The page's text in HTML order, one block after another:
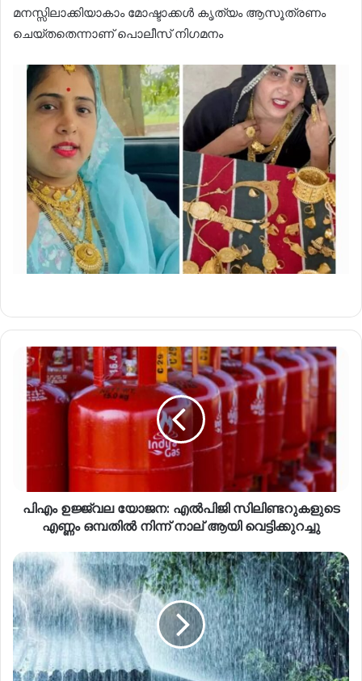
മനസ്സിലാക്കിയാകാം മോഷ്ടാക്കൾ കൃത്യം ആസൂത്രണം
ചെയ്തതെന്നാണ് പൊലീസ് നിഗമനം
പിഎം ഉജ്ജ്വല യോജന: എൽപിജി സിലിണ്ടറുകളുടെ
എണ്ണം ഒമ്പതിൽ നിന്ന് നാല് ആയി വെട്ടിക്കുറച്ചു